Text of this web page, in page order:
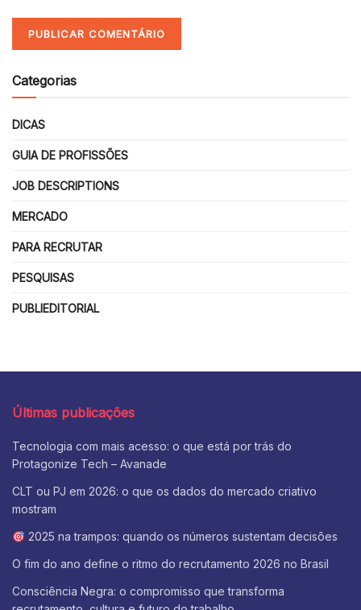
Categorias
DICAS
GUIA DE PROFISSÕES
JOB DESCRIPTIONS
MERCADO
PARA RECRUTAR
PESQUISAS
PUBLIEDITORIAL
Últimas publicações
Tecnologia com mais acesso: o que está por trás do
Protagonize Tech – Avanade
CLT ou PJ em 2026: o que os dados do mercado criativo
mostram
2025 na trampos: quando os números sustentam decisões
O fim do ano define o ritmo do recrutamento 2026 no Brasil
Consciência Negra: o compromisso que transforma